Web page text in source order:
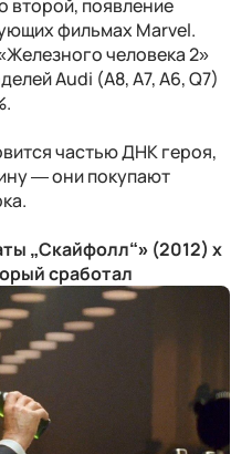
второй, появление
фильмах Marvel.
человека 2»
Audi (A8, A7, A6, Q7)
частью ДНК героя,
— они покупают
„Скайфолл“» (2012) x
сработал